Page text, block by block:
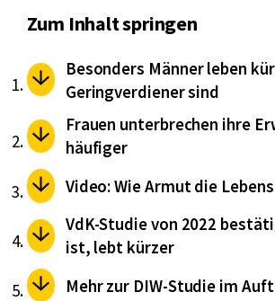
Zum Inhalt springen
Besonders Männer leben
Geringverdiener sind
Frauen unterbrechen ihre
häufiger
Video: Wie Armut die
VdK-Studie von 2022
ist, lebt kürzer
Mehr zur DIW-Studie im